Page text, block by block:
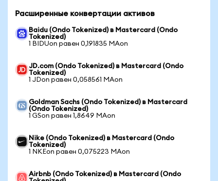
Расширенные конвертации активов
Baidu (Ondo Tokenized) в Mastercard (Ondo
Tokenized)
1 BIDUon равен 0,191835 MAon
JD.com (Ondo Tokenized) в Mastercard (Ondo
Tokenized)
1 JDon равен 0,058561 MAon
Goldman Sachs (Ondo Tokenized) в Mastercard
(Ondo Tokenized)
1 GSon равен 1,8649 MAon
Nike (Ondo Tokenized) в Mastercard (Ondo
Tokenized)
1 NKEon равен 0,075223 MAon
Airbnb (Ondo Tokenized) в Mastercard (Ondo